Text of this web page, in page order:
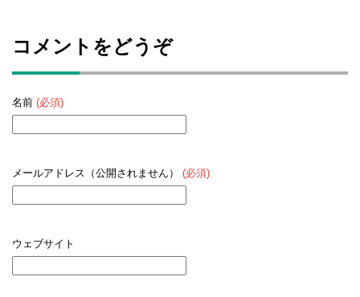
コメントをどうぞ
名前 (必須)
メールアドレス（公開されません） (必須)
ウェブサイト